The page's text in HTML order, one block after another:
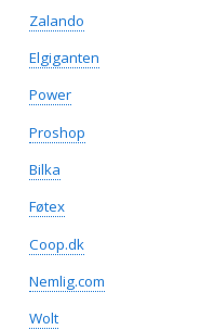
Zalando
Elgiganten
Power
Proshop
Bilka
Føtex
Coop.dk
Nemlig.com
Wolt